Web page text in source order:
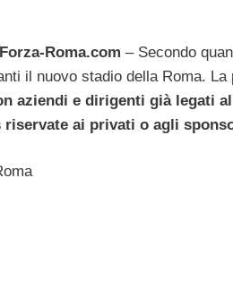
Roma.com – Secondo
il nuovo stadio della Roma.
aziendi e dirigenti già legati
riservate ai privati o agli